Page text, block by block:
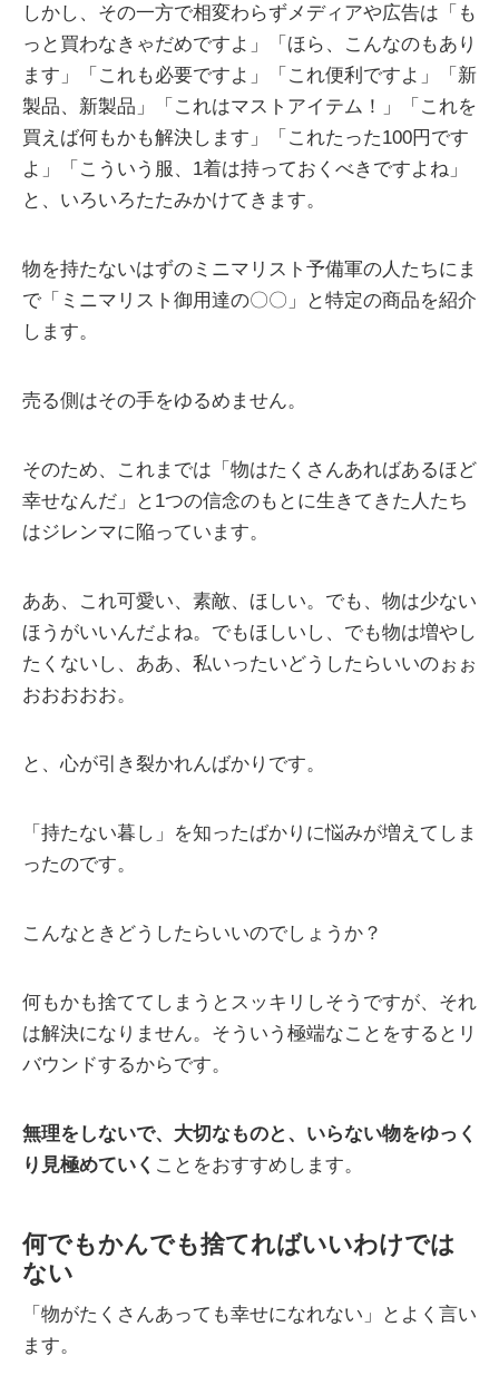
しかし、その一方で相変わらずメディアや広告は「も
っと買わなきゃだめですよ」「ほら、こんなのもあり
ます」「これも必要ですよ」「これ便利ですよ」「新
製品、新製品」「これはマストアイテム！」「これを
買えば何もかも解決します」「これたった100円です
よ」「こういう服、1着は持っておくべきですよね」
と、いろいろたたみかけてきます。
物を持たないはずのミニマリスト予備軍の人たちにま
で「ミニマリスト御用達の〇〇」と特定の商品を紹介
します。
売る側はその手をゆるめません。
そのため、これまでは「物はたくさんあればあるほど
幸せなんだ」と1つの信念のもとに生きてきた人たち
はジレンマに陥っています。
ああ、これ可愛い、素敵、ほしい。でも、物は少ない
ほうがいいんだよね。でもほしいし、でも物は増やし
たくないし、ああ、私いったいどうしたらいいのぉぉ
おおおおお。
と、心が引き裂かれんばかりです。
「持たない暮し」を知ったばかりに悩みが増えてしま
ったのです。
こんなときどうしたらいいのでしょうか？
何もかも捨ててしまうとスッキリしそうですが、それ
は解決になりません。そういう極端なことをするとリ
バウンドするからです。
無理をしないで、大切なものと、いらない物をゆっく
り見極めていく ことをおすすめします。
何でもかんでも捨てればいいわけでは
ない
「物がたくさんあっても幸せになれない」とよく言い
ます。